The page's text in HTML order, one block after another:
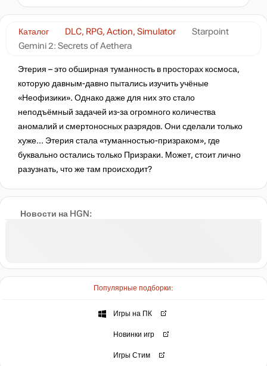
Новости на HGN:
Популярные подборки:
Игры на ПК
Новинки игр
Игры Стим
Каталог DLC, RPG, Action, Simulator
Starpoint
Gemini 2: Secrets of Aethera
Этерия – это обширная туманность в просторах космоса,
которую давным-давно пытались изучить учёные
«Неофизики». Однако даже для них это стало
неподъёмный задачей из-за огромного количества
аномалий и смертоносных разрядов. Они сделали только
хуже... Этерия стала «туманностью-призраком», где
буквально остались только Призраки. Может, стоит лично
разузнать, что же там происходит?